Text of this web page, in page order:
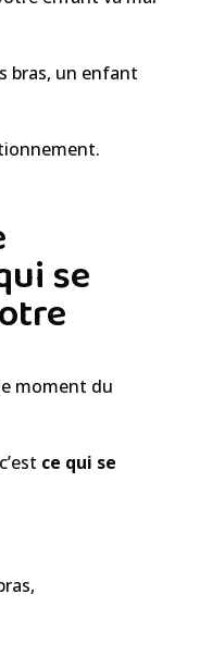
bras, un enfant
se
moment du
ce qui se